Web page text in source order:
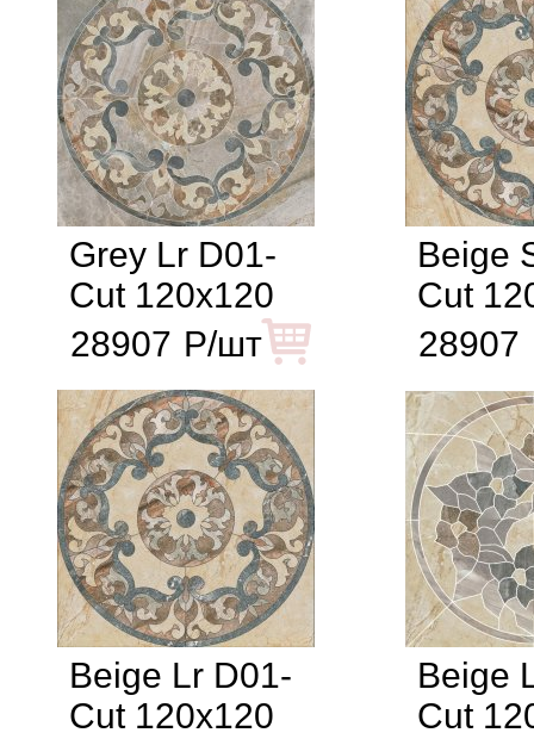
Grey Lr D01-
Cut 120x120
28907 Р/шт
Beige
Cut
28907
Beige Lr D01-
Cut 120x120
Beige
Cut